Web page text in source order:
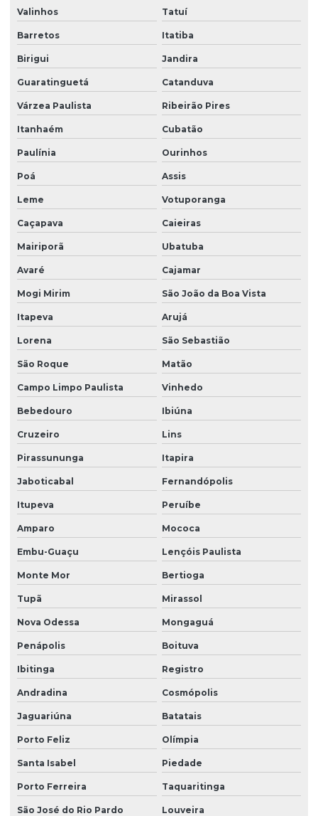
Facilities limpeza
Facilities serviços
Facilities terceirização
Facility comercial
Facility empresa de limpeza
Facility empresa terceirizada
Facility limpeza e conservação
Facility services limpeza
Facility serviços terceirizados
Lavadora de piso para galpão
Lavagem de vidros e fachadas
Limpeza e conservação terceirizada
Limpeza conservação e zeladoria
Limpeza empresarial
Limpeza empresarial especializada
Limpeza empresarial terceirizada
Limpeza escritorio terceirizada
Limpeza de fachada comercial
Limpeza fachada orçamento
Limpeza de fachada preço
Limpeza de fachada predial
Limpeza de fachada predial preço
Limpeza de fachada predial vidros
Limpeza de fachadas
Limpeza de fachadas de prédios
Limpeza de fachadas de vidro
Limpeza e manutenção predial terceirizada
Valinhos Tatuí
Barretos Itatiba
Birigui Jandira
Guaratinguetá Catanduva
Várzea Paulista Ribeirão Pires
Itanhaém Cubatão
Paulínia Ourinhos
Poá Assis
Leme Votuporanga
Caçapava Caieiras
Mairiporã Ubatuba
Avaré Cajamar
Mogi Mirim São João da Boa Vista
Itapeva Arujá
Lorena São Sebastião
São Roque Matão
Campo Limpo Paulista Vinhedo
Bebedouro Ibiúna
Cruzeiro Lins
Pirassununga Itapira
Jaboticabal Fernandópolis
Itupeva Peruíbe
Amparo Mococa
Embu-Guaçu Lençóis Paulista
Monte Mor Bertioga
Tupã Mirassol
Nova Odessa Mongaguá
Penápolis Boituva
Ibitinga Registro
Andradina Cosmópolis
Jaguariúna Batatais
Porto Feliz Olímpia
Santa Isabel Piedade
Porto Ferreira Taquaritinga
São José do Rio Pardo Louveira